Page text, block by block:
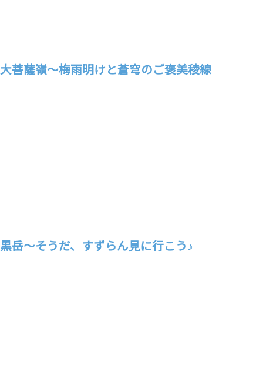
大菩薩嶺～梅雨明けと蒼穹のご褒美稜線
黒岳～そうだ、すずらん見に行こう♪